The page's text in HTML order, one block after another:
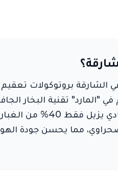
تشير إحصائياتنا
الهواء الداخلي بنسبة 70%، وهو أمر